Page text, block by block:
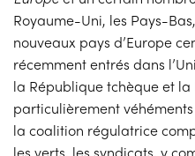
Royaume-Uni, les Pays-
nouveaux pays d’Europe
récemment entrés dans
la République tchèque et
particulièrement
la coalition régulatrice